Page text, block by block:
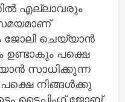
എല്ലാവരും
സമയമാണ്
ജോലി ചെയ്യാൻ
പക്ഷെ
സാധിക്കുന്ന
നിങ്ങൾക്കു
ടൈപ്പിംഗ് ജോബ്